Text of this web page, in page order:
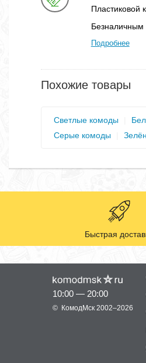
Пластиковой
Безналичным
Подробнее
Похожие товары
Светлые комоды
Серые комоды
Быстрая
10:00 — 20:00
© КомодМск 2002–2026